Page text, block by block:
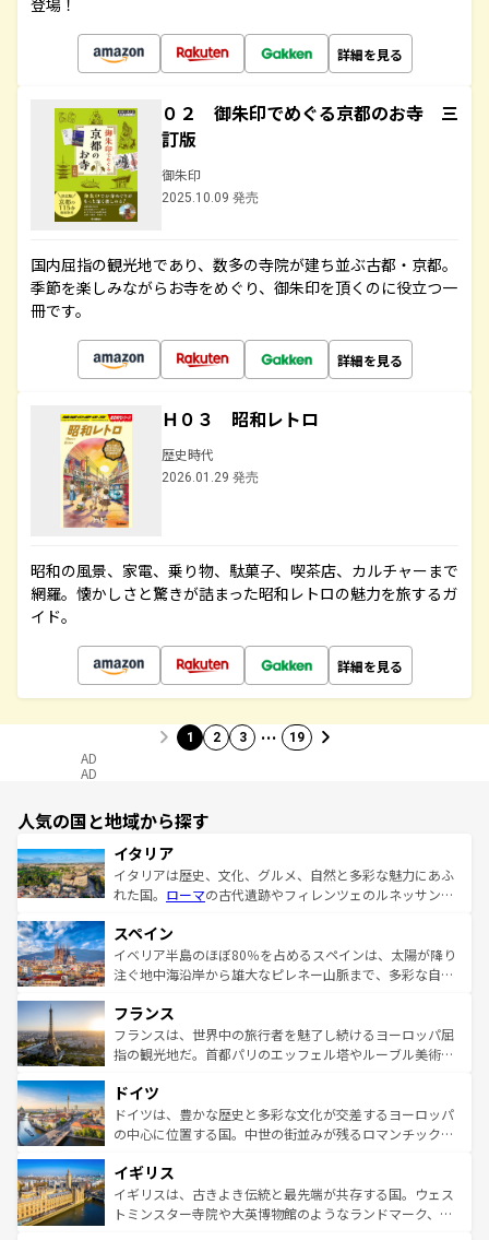
登場！
詳細を見る
０２ 御朱印でめぐる京都のお寺 三
訂版
御朱印
2025.10.09 発売
国内屈指の観光地であり、数多の寺院が建ち並ぶ古都・京都。
季節を楽しみながらお寺をめぐり、御朱印を頂くのに役立つ一
冊です。
詳細を見る
Ｈ０３ 昭和レトロ
歴史時代
2026.01.29 発売
昭和の風景、家電、乗り物、駄菓子、喫茶店、カルチャーまで
網羅。懐かしさと驚きが詰まった昭和レトロの魅力を旅するガ
イド。
詳細を見る
1 2 3 … 19
AD
AD
人気の国と地域から探す
イタリア
イタリアは歴史、文化、グルメ、自然と多彩な魅力にあふ
れた国。 ローマの古代遺跡やフィレンツェのルネッサンス
ろん、トスカーナの美しい田園風景やアマルフィ海岸の絶
景など、自然景観も見逃せない。観光の合間には、本場の
ピザやパスタなど、絶品のイタリア料理を堪能することも
ませてくれるイタリアで、忘れられない旅をしてみよう！
なお、新着のイタリア情報はコンテンツ一覧 を参照してほ
しい。
スペイン
イベリア半島のほぼ80％を占めるスペインは、太陽が降り
注ぐ地中海沿岸から雄大なピレネー山脈まで、多彩な自然
文化が根付くこの国では、情熱的なフラメンコ、熱気あふ
れる闘牛、そして美味しいタパスが生活の一部となってい
る。首都マドリードの洗練された雰囲気や、バルセロナの
の城塞都市、穏やかなビーチリゾートまで多彩な表情を見
せる。地方によって風土や気候が異なるスペインはその個
性で訪れる人を魅了する。 なお、新着のスペイン情報はコ
フランス
フランスは、世界中の旅行者を魅了し続けるヨーロッパ屈
指の観光地だ。首都パリのエッフェル塔やルーブル美術館
で、幅広い魅力が詰まっている。華麗な宮殿、歴史的な大
聖堂、美しいビーチ、そして豊かな自然が、訪れる者を心
から魅了する。また、フランスは美食の国としても知ら
いる。シャンパンの発祥地であるランス、プロヴァンスの
香り高いラベンダー畑など、多彩な楽しみ方が可能だ。さ
らに、パリ以外の地域にも魅力が溢れており、どの街角に
ドイツ
ドイツは、豊かな歴史と多彩な文化が交差するヨーロッパ
の中心に位置する国。中世の街並みが残るロマンチック街
顔を持つこの国は、どこを歩いても飽きることがない。ベ
ルリンの文化的活気、バイエルン州のアルプスの絶景、そ
してライン川沿いのワイン畑といった風景は必見。ビール
イギリス
イギリスは、古きよき伝統と最先端が共存する国。ウェス
トミンスター寺院や大英博物館のようなランドマーク、歴